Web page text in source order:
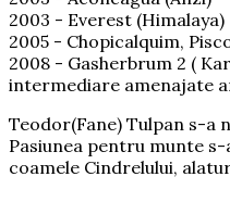
2003 - Everest (Himalaya)
2005 - Chopicalquim,
2008 - Gasherbrum 2 (
intermediare amenajate
Teodor(Fane) Tulpan s-a
Pasiunea pentru munte
coamele Cindrelului,